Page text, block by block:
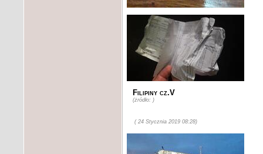
Filipiny cz.V
(żródło: )
( 24 Stycznia 2019 08:28)